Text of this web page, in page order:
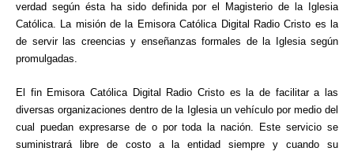
verdad según ésta ha sido definida por el Magisterio de la Iglesia
Católica. La misión de la Emisora Católica Digital Radio Cristo es la
de servir las creencias y enseñanzas formales de la Iglesia según
promulgadas.
El fin Emisora Católica Digital Radio Cristo es la de facilitar a las
diversas organizaciones dentro de la Iglesia un vehículo por medio del
cual puedan expresarse de o por toda la nación. Este servicio se
suministrará libre de costo a la entidad siempre y cuando su